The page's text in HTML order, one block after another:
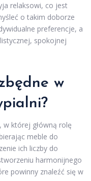
relaksowi, co jest
o takim doborze
preferencje, a
spokojnej
w
w której główną rolę
meble do
ich liczby do
harmonijnego
powinny znaleźć się w